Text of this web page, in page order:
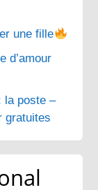
une fille
d’amour
la poste –
gratuites